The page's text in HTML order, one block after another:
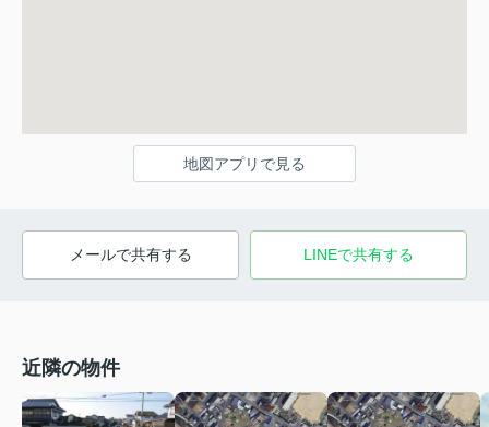
地図アプリで見る
メールで共有する LINEで共有する
近隣の物件